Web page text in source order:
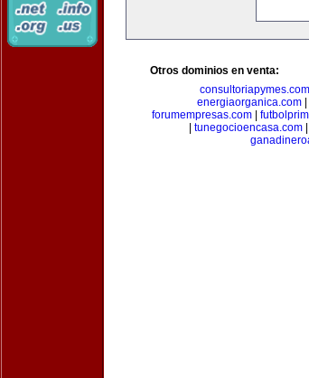
Otros dominios en venta:
consultoriapymes.com
energiaorganica.com|
forumempresas.com
tunegocioencasa.com|